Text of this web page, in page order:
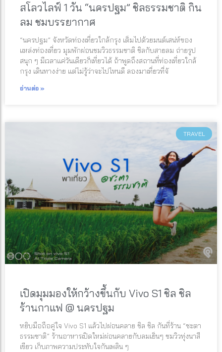
สโลวไลฟ์ 1 วัน “นครปฐม” ชิลธรรมชาติ กิน
ลม ชมบรรยากาศ
“นครปฐม” จังหวัดท่องเที่ยวใกล้กรุง เต็มไปด้วยมนต์เสน่ห์ของ
แหล่งท่องเที่ยว มุมพักผ่อนชมวิวธรรมชาติ ชิลกับสายลม ถ่ายรูป
สนุก ๆ มีเวลาแค่วันเดียวก็เที่ยวได้ ถ้าพูดถึงสถานที่ท่องเที่ยวใกล้
กรุง เดินทางง่าย แต่ไม่รู้ว่าจะไปไหนดี ลองมาเที่ยวที่จั
อ่านต่อ »
TRAVEL
เปิดมุมมองให้กว้างขึ้นกับ Vivo S1 ชิล ชิล
ร้านกาแฟ @ นครปฐม
หยิบมือถือคู่ใจ Vivo S1 แล้วไปผ่อนคลาย ชิล ชิล กันที่ร้าน “ชะตา
ธรรมชาติ” ร้านอาหารเปิดใหม่ผ่อนคลายกับลมเย็นๆ ชมวิวทุ่งนาสี
เขียว เก็บภาพความประทับใจกันเพลิน ๆ